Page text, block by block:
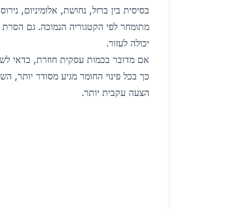
בסיסית בין ברזל, נחושת, אלומיניום,
מתומחר לפי הקטגוריה הנמוכה. גם הסרת
יכולה לעזור.
אם מדובר בכמות עסקית חוזרת, כדאי
כך בכל פינוי החומר מגיע מסודר יותר,
הצעה עקבית יותר.